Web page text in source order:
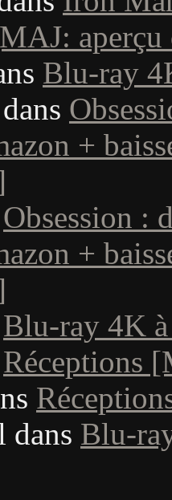
aperçu
Blu-ray
dans
+
Obsession :
+
Blu-ray 4K
Réceptions
dans Blu-